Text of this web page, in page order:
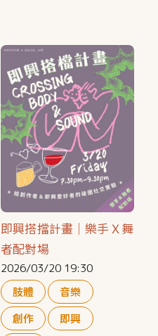
即興搭擋計畫｜樂手Ｘ舞
者配對場
2026/03/20 19:30
肢體
音樂
創作
即興